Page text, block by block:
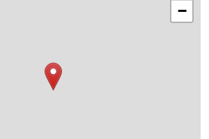
−